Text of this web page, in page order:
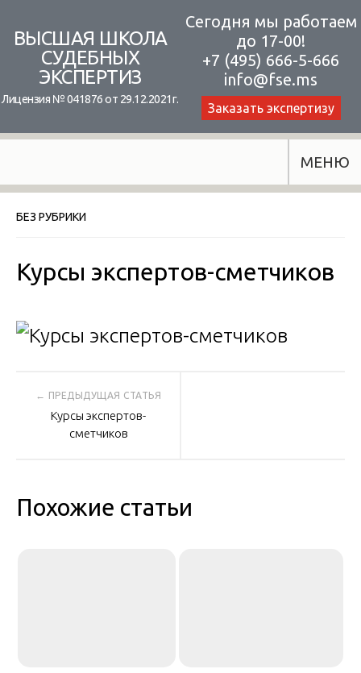
to
content
ВЫСШАЯ ШКОЛА
СУДЕБНЫХ
ЭКСПЕРТИЗ
Лицензия № 041876 от 29.12.2021г.
Сегодня мы работаем
до 17-00!
+7 (495) 666-5-666
info@fse.ms
Заказать экспертизу
МЕНЮ
БЕЗ РУБРИКИ
Курсы экспертов-сметчиков
Навигация
Курсы экспертов-
сметчиков
Похожие статьи